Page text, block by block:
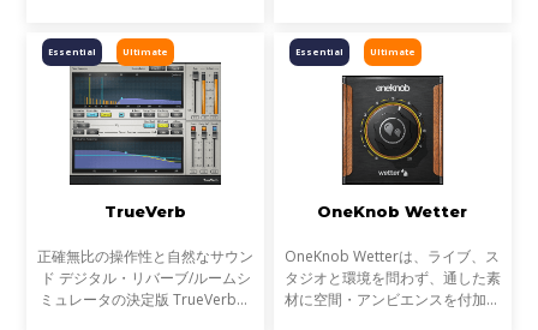
ン・リバーブのコントロールが必
要となります。そして、そ
めての製品です。アビイ・ロード
のサウンドを語る上で欠か
Ultimate
Essential
TrueVerb
正確無比の操作性と自然なサウン
ド デジタル・リバーブ/ルームシ
ミュレータの決定版 TrueVerbは
Ultimate
Essential
OneKnob Wetter
OneKnob Wetterは、ライブ、ス
タジオと環境を問わず、通した素
材に空間・アンビエンスを付加す